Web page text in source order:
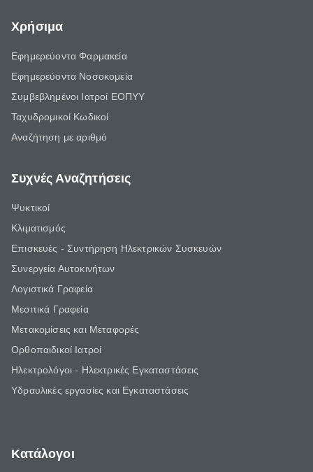
Χρήσιμα
Εφημερεύοντα Φαρμακεία
Εφημερεύοντα Νοσοκομεία
Συμβεβλημένοι Ιατροί ΕΟΠΥΥ
Ταχυδρομικοί Κωδικοί
Αναζήτηση με αριθμό
Συχνές Αναζητήσεις
Ψυκτικοί
Κλιματισμός
Επισκευές - Συντήρηση Ηλεκτρικών Συσκευών
Συνεργεία Αυτοκινήτων
Λογιστικά Γραφεία
Μεσιτικά Γραφεία
Μετακομίσεις και Μεταφορές
Ορθοπαιδικοί Ιατροί
Ηλεκτρολόγοι - Ηλεκτρικές Εγκαταστάσεις
Υδραυλικές εργασίες και Εγκαταστάσεις
Κατάλογοι